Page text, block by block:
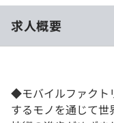
求人概要
◆モバイルファクト
するモノを通じて世